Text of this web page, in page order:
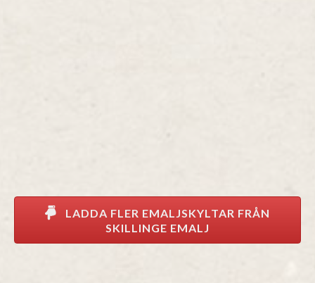
LADDA FLER EMALJSKYLTAR FRÅN
SKILLINGE EMALJ